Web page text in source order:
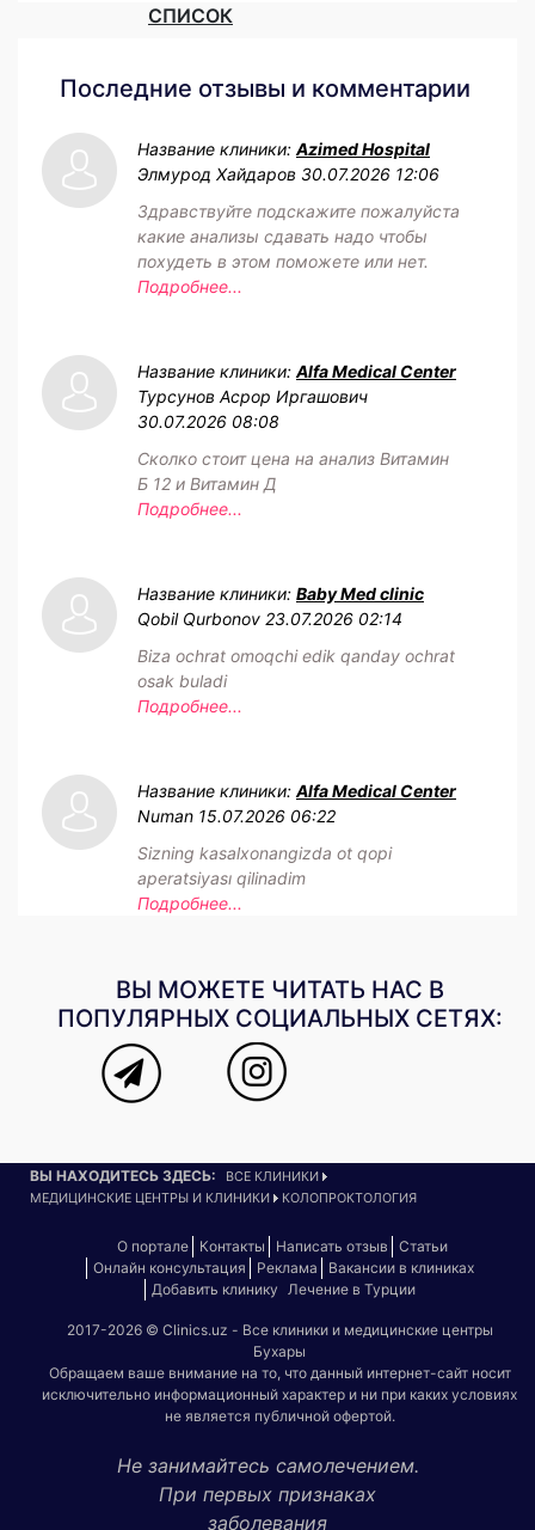
СПИСОК
Последние отзывы и комментарии
Название клиники: Azimed Hospital
Элмурод Хайдаров 30.07.2026 12:06
Здравствуйте подскажите пожалуйста
какие анализы сдавать надо чтобы
похудеть в этом поможете или нет.
Подробнее...
Название клиники: Alfa Medical Center
Турсунов Асрор Иргашович
30.07.2026 08:08
Сколко стоит цена на анализ Витамин
Б 12 и Витамин Д
Подробнее...
Название клиники: Baby Med clinic
Qobil Qurbonov 23.07.2026 02:14
Biza ochrat omoqchi edik qanday ochrat
osak buladi
Подробнее...
Название клиники: Alfa Medical Center
Numan 15.07.2026 06:22
Sizning kasalxonangizda ot qopi
aperatsiyası qilinadim
Подробнее...
ВЫ МОЖЕТЕ ЧИТАТЬ НАС В
ПОПУЛЯРНЫХ СОЦИАЛЬНЫХ СЕТЯХ:
ВЫ НАХОДИТЕСЬ ЗДЕСЬ:
ВСЕ КЛИНИКИ
МЕДИЦИНСКИЕ ЦЕНТРЫ И КЛИНИКИ
КОЛОПРОКТОЛОГИЯ
О портале Контакты Написать отзыв
Статьи
Онлайн консультация
Реклама
Вакансии в клиниках
Добавить клинику
Лечение в Турции
2017-2026 © Clinics.uz - Все клиники и медицинские центры
Бухары
Обращаем ваше внимание на то, что данный интернет-сайт носит
исключительно информационный характер и ни при каких условиях
не является публичной офертой.
Не занимайтесь самолечением.
При первых признаках
заболевания